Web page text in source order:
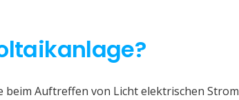
beim Auftreffen von Licht elektrischen Strom